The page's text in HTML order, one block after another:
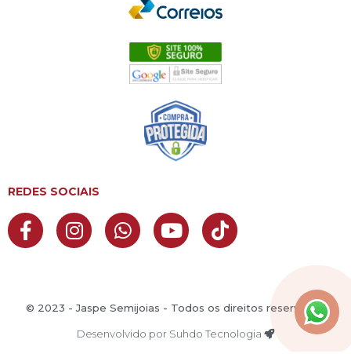
REDES SOCIAIS
© 2023 - Jaspe Semijoias - Todos os direitos reservados
Desenvolvido por Suhdo Tecnologia